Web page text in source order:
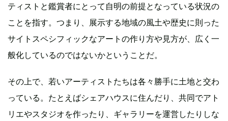
ティストと鑑賞者にとって自明の前提となっている状況の
ことを指す。つまり、展示する地域の風土や歴史に則った
サイトスペシフィックなアートの作り方や見方が、広く一
般化しているのではないかということだ。
その上で、若いアーティストたちは各々勝手に土地と交わ
っている。たとえばシェアハウスに住んだり、共同でアト
リエやスタジオを作ったり、ギャラリーを運営したりしな